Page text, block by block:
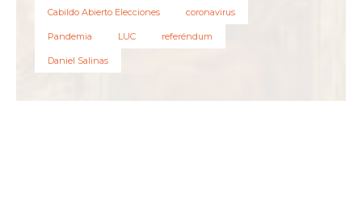
Cabildo Abierto Elecciones coronavirus
Pandemia LUC referéndum
Daniel Salinas